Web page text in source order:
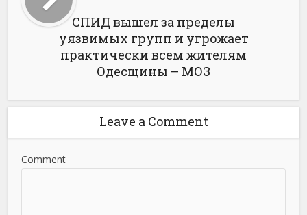
СПИД вышел за пределы
уязвимых групп и угрожает
практически всем жителям
Одесщины – МОЗ
Leave a Comment
Comment